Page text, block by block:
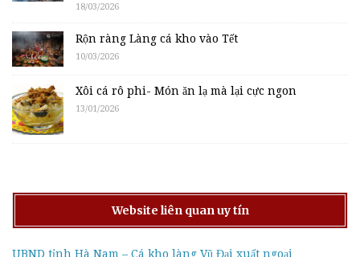
18/03/2026
Rộn ràng Làng cá kho vào Tết
10/03/2026
Xôi cá rô phi- Món ăn lạ mà lại cực ngon
13/01/2026
Website liên quan uy tín
UBND tỉnh Hà Nam – Cá kho làng Vũ Đại xuất ngoại